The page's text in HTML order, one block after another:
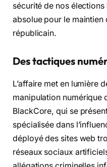
sécurité de nos
absolue pour le maintien
républicain.
Des tactiques
L’affaire met en lumière
manipulation numérique
BlackCore, qui se
spécialisée dans
déployé des sites web
réseaux sociaux